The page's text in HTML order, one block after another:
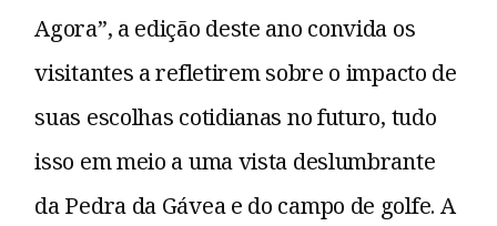
Agora”, a edição deste ano convida os
visitantes a refletirem sobre o impacto de
suas escolhas cotidianas no futuro, tudo
isso em meio a uma vista deslumbrante
da Pedra da Gávea e do campo de golfe. A